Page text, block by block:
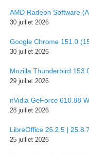
AMD Radeon Software
30 juillet 2026
Google Chrome 151.0
30 juillet 2026
Mozilla Thunderbird
29 juillet 2026
nVidia GeForce 610.88
28 juillet 2026
LibreOffice 26.2.5 | 25.8.7
25 juillet 2026